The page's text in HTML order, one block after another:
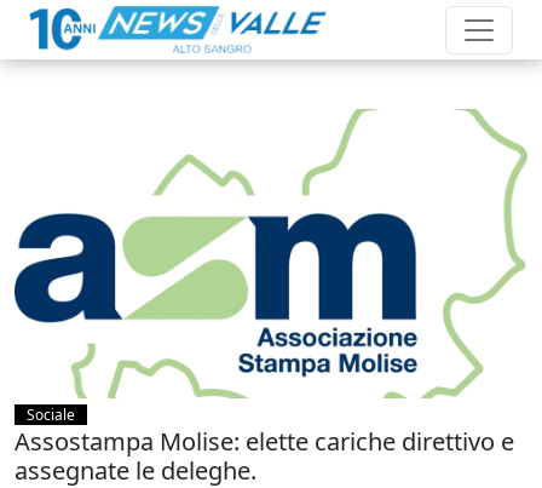
Sociale
Assostampa Molise: elette cariche direttivo e
assegnate le deleghe.